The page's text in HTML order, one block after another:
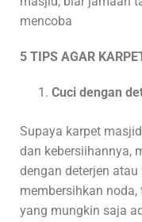
mencoba
5 TIPS AGAR
Cuci dengan
Supaya karpet
dan kebersiihannya,
dengan deterjen
membersihkan
yang mungkin saja